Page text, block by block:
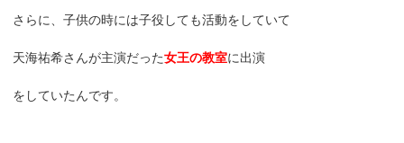
さらに、子供の時には子役しても活動をしていて
天海祐希さんが主演だった女王の教室に出演
をしていたんです。